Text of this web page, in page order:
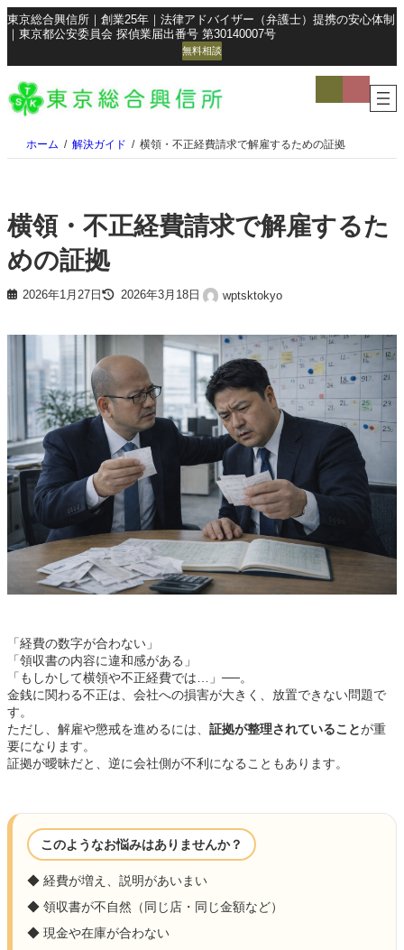
東京総合興信所｜創業25年｜法律アドバイザー（弁護士）提携の安心体制
｜東京都公安委員会 探偵業届出番号 第30140007号
無料相談
コ
ン
ク
コ
ン
ク
ホーム 解決ガイド 横領・不正経費請求で解雇するための証拠
横領・不正経費請求で解雇するた
めの証拠
2026年1月27日 2026年3月18日 wptsktokyo
「経費の数字が合わない」
「領収書の内容に違和感がある」
「もしかして横領や不正経費では…」──。
金銭に関わる不正は、会社への損害が大きく、放置できない問題で
す。
ただし、解雇や懲戒を進めるには、 証拠が整理されていることが重
要になります。
証拠が曖昧だと、逆に会社側が不利になることもあります。
このようなお悩みはありませんか？
◆ 経費が増え、説明があいまい
◆ 領収書が不自然（同じ店・同じ金額など）
◆ 現金や在庫が合わない